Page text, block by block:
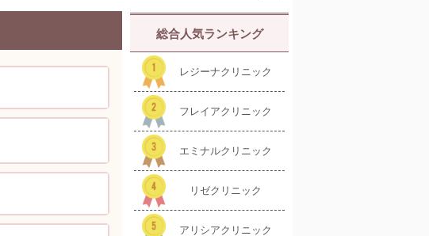
総合人気ランキング
レジーナクリニック
フレイアクリニック
エミナルクリニック
リゼクリニック
アリシアクリニック